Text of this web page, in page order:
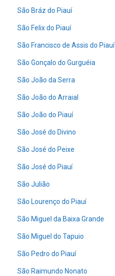
São Bráz do Piauí
São Felix do Piauí
São Francisco de Assis do Piauí
São Gonçalo do Gurguéia
São João da Serra
São João do Arraial
São João do Piauí
São José do Divino
São José do Peixe
São José do Piauí
São Julião
São Lourenço do Piauí
São Miguel da Baixa Grande
São Miguel do Tapuio
São Pedro do Piauí
São Raimundo Nonato